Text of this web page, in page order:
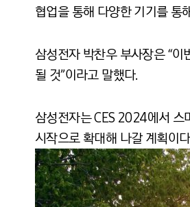
협업을 통해 다양한 기기를 통
삼성전자 박찬우 부사장은 “
될 것”이라고 말했다.
삼성전자는 CES 2024에서
시작으로 확대해 나갈 계획이